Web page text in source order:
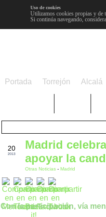
Uso de cookies
Utilizamos cookies propias y de
Si continúa navegando,
Portada Torrejón Alcalá
20
2013
Madrid
apoyar la
Otras Noticias - Madrid
Con la participación, vía